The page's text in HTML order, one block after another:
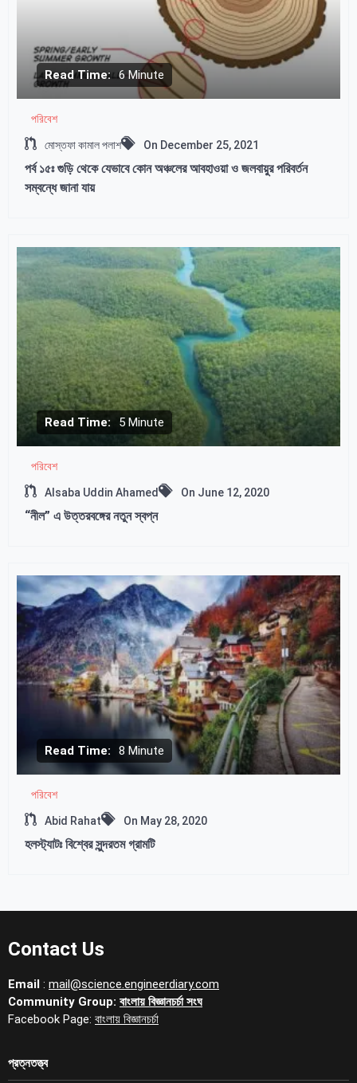
Read Time: 6 Minute
পরিবেশ
মোস্তফা কামাল পলাশ On December 25, 2021
পর্ব ১৫ঃ গুড়ি থেকে যেভাবে কোন অঞ্চলের আবহাওয়া ও জলবায়ুর পরিবর্তন
সম্বন্ধে জানা যায়
Read Time: 5 Minute
পরিবেশ
Alsaba Uddin Ahamed On June 12, 2020
“নীল” এ উত্তরবঙ্গের নতুন স্বপ্ন
Read Time: 8 Minute
পরিবেশ
Abid Rahat On May 28, 2020
হলস্ট্যাটঃ বিশ্বের সুন্দরতম গ্রামটি
Contact Us
Email : mail@science.engineerdiary.com
Community Group: বাংলায় বিজ্ঞানচর্চা সংঘ
Facebook Page: বাংলায় বিজ্ঞানচর্চা
প্রত্নতত্ত্ব